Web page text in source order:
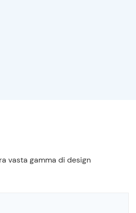
vasta gamma di design